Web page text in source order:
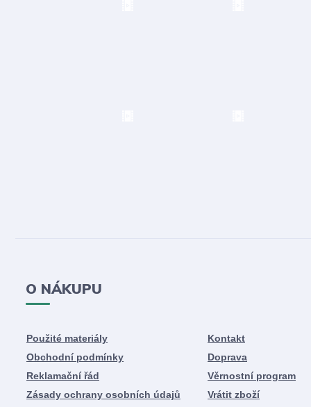
O NÁKUPU
Použité materiály
Kontakt
Obchodní podmínky
Doprava
Reklamační řád
Věrnostní program
Zásady ochrany osobních údajů
Vrátit zboží